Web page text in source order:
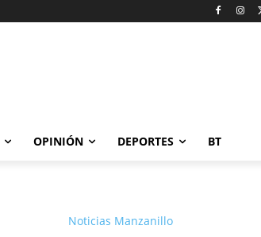
OPINIÓN DEPORTES BT
Noticias Manzanillo